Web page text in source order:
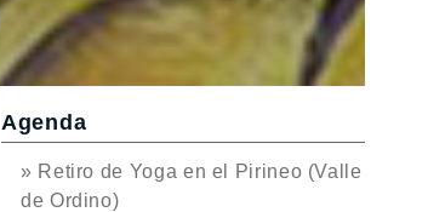
Agenda
» Retiro de Yoga en el Pirineo (Valle
de Ordino)